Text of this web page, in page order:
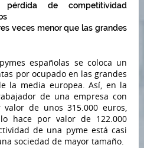
de competitividad
veces menor que las grandes
españolas se coloca un
por ocupado en las grandes
la media europea. Así, en la
de una empresa con
de unos 315.000 euros,
hace por valor de 122.000
de una pyme está casi
sociedad de mayor tamaño.